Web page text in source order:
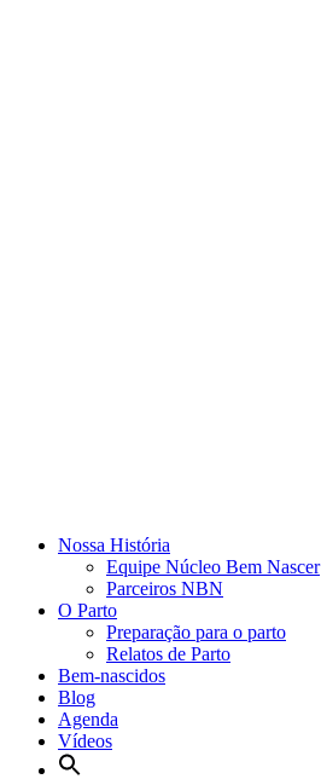
Nossa História
Equipe Núcleo Bem Nascer
Parceiros NBN
O Parto
Preparação para o parto
Relatos de Parto
Bem-nascidos
Blog
Agenda
Vídeos